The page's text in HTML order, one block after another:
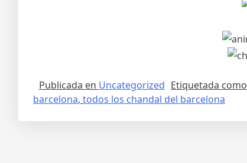
Publicada en Uncategorized Etiquetada como
barcelona, todos los chandal del barcelona